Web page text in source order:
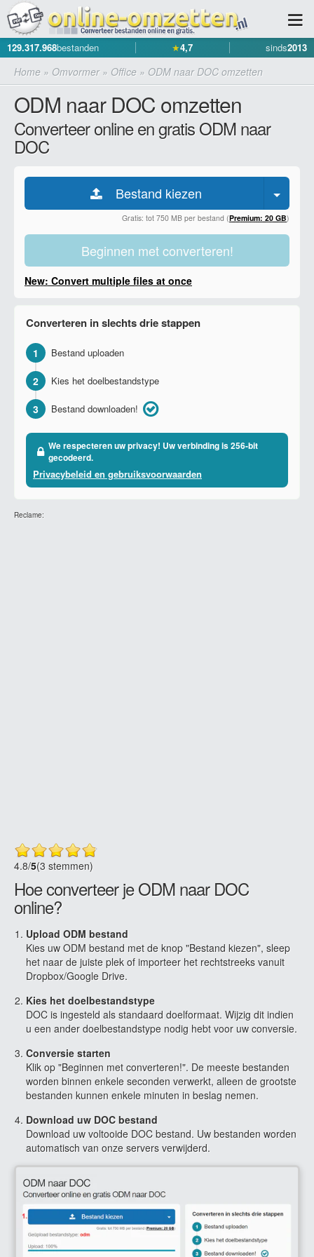
129.317.968bestanden ★4,7 sinds2013
Home » Omvormer» Office » ODM naar DOC omzetten
ODM naar DOC omzetten
Converteer online en gratis ODM naar
DOC
Bestand kiezen
Gratis: tot 750 MB per bestand (Premium: 20 GB)
Beginnen met converteren!
New: Convert multiple files at once
Converteren in slechts drie stappen
1 Bestand uploaden
2 Kies het doelbestandstype
3 Bestand downloaden!
We respecteren uw privacy! Uw verbinding is 256-bit
gecodeerd.
Privacybeleid en gebruiksvoorwaarden
Reclame:
4.8/5(3 stemmen)
Hoe converteer je ODM naar DOC
online?
Upload ODM bestand
Kies uw ODM bestand met de knop "Bestand kiezen", sleep
het naar de juiste plek of importeer het rechtstreeks vanuit
Dropbox/Google Drive.
Kies het doelbestandstype
DOC is ingesteld als standaard doelformaat. Wijzig dit indien
u een ander doelbestandstype nodig hebt voor uw conversie.
Conversie starten
Klik op "Beginnen met converteren!". De meeste bestanden
worden binnen enkele seconden verwerkt, alleen de grootste
bestanden kunnen enkele minuten in beslag nemen.
Download uw DOC bestand
Download uw voltooide DOC bestand. Uw bestanden worden
automatisch van onze servers verwijderd.